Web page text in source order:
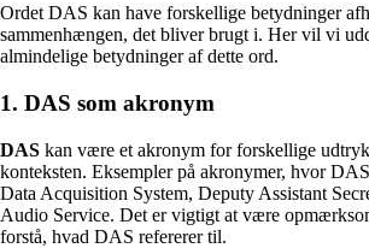
Ordet DAS kan have forskellige betydninger
sammenhængen, det bliver brugt i. Her vil vi
almindelige betydninger af dette ord.
1. DAS som akronym
DAS kan være et akronym for forskellige
konteksten. Eksempler på akronymer, hvor
Data Acquisition System, Deputy Assistant
Audio Service. Det er vigtigt at være
forstå, hvad DAS refererer til.